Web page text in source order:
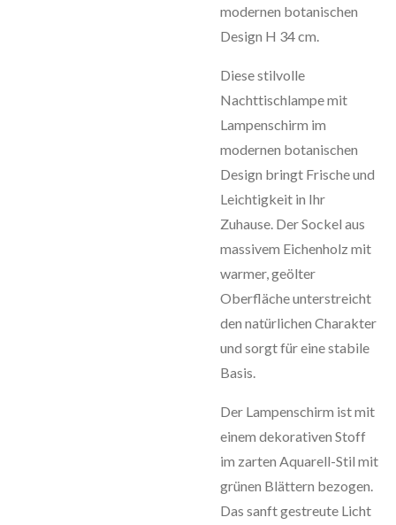
modernen botanischen
Design H 34 cm.
Diese stilvolle
Nachttischlampe mit
Lampenschirm im
modernen botanischen
Design bringt Frische und
Leichtigkeit in Ihr
Zuhause. Der Sockel aus
massivem Eichenholz mit
warmer, geölter
Oberfläche unterstreicht
den natürlichen Charakter
und sorgt für eine stabile
Basis.
Der Lampenschirm ist mit
einem dekorativen Stoff
im zarten Aquarell-Stil mit
grünen Blättern bezogen.
Das sanft gestreute Licht